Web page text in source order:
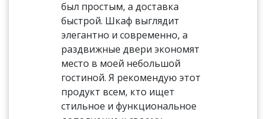
был простым, а доставка
быстрой. Шкаф выглядит
элегантно и современно, а
раздвижные двери экономят
место в моей небольшой
гостиной. Я рекомендую этот
продукт всем, кто ищет
стильное и функциональное